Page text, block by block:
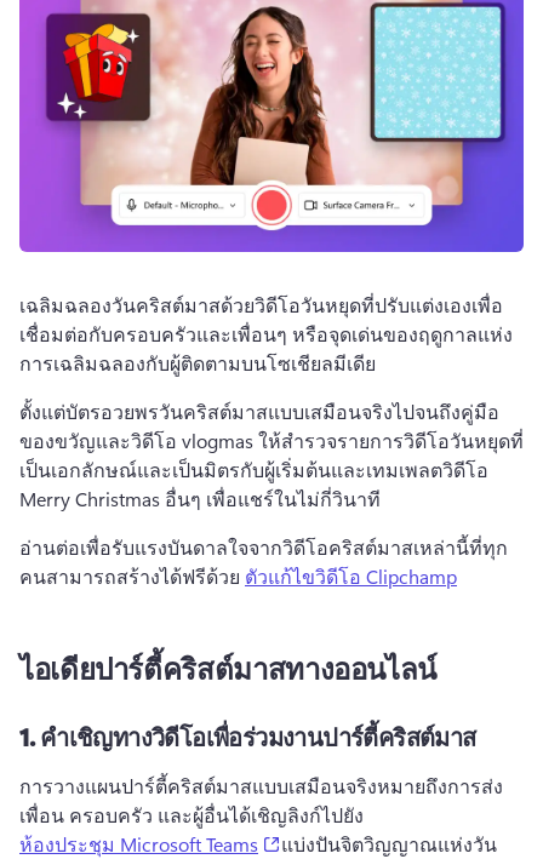
เฉลิมฉลองวันคริสต์มาสด้วยวิดีโอวันหยุดที่ปรับแต่งเองเพื่อ
เชื่อมต่อกับครอบครัวและเพื่อนๆ หรือจุดเด่นของฤดูกาลแห่ง
การเฉลิมฉลองกับผู้ติดตามบนโซเชียลมีเดีย
ตั้งแต่บัตรอวยพรวันคริสต์มาสแบบเสมือนจริงไปจนถึงคู่มือ
ของขวัญและวิดีโอ vlogmas ให้สํารวจรายการวิดีโอวันหยุดที่
เป็นเอกลักษณ์และเป็นมิตรกับผู้เริ่มต้นและเทมเพลตวิดีโอ
Merry Christmas อื่นๆ เพื่อแชร์ในไม่กี่วินาที
อ่านต่อเพื่อรับแรงบันดาลใจจากวิดีโอคริสต์มาสเหล่านี้ที่ทุก
คนสามารถสร้างได้ฟรีด้วย ตัวแก้ไขวิดีโอ Clipchamp
ไอเดียปาร์ตี้คริสต์มาสทางออนไลน์
1.คำเชิญทางวิดีโอเพื่อร่วมงานปาร์ตี้คริสต์มาส
การวางแผนปาร์ตี้คริสต์มาสแบบเสมือนจริงหมายถึงการส่ง
เพื่อน ครอบครัว และผู้อื่นได้เชิญลิงก์ไปยัง
ห้องประชุม Microsoft Teams
(opens in a new tab)
แบ่งปันจิตวิญญาณแห่งวัน